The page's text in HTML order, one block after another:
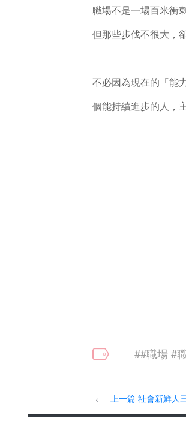
職場不是一場百米衝
但那些步伐不很大，
不必因為現在的「能
個能持續進步的人，
##職場 #
< 上一篇 社會新鮮人